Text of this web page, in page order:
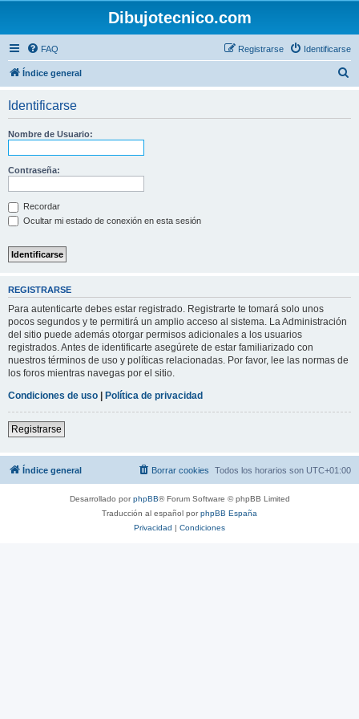
Dibujotecnico.com
FAQ Identificarse
Registrarse
Índice general
Identificarse
Nombre de Usuario:
Contraseña:
Recordar
Ocultar mi estado de conexión en esta sesión
REGISTRARSE
Para autenticarte debes estar registrado. Registrarte te tomará solo unos
pocos segundos y te permitirá un amplio acceso al sistema. La Administración
del sitio puede además otorgar permisos adicionales a los usuarios
registrados. Antes de identificarte asegúrete de estar familiarizado con
nuestros términos de uso y políticas relacionadas. Por favor, lee las normas de
los foros mientras navegas por el sitio.
Condiciones de uso | Política de privacidad
Registrarse
Índice general Todos los horarios son UTC+01:00
Borrar cookies
Desarrollado porphpBB® Forum Software © phpBB Limited
Traducción al español porphpBB España
Privacidad | Condiciones